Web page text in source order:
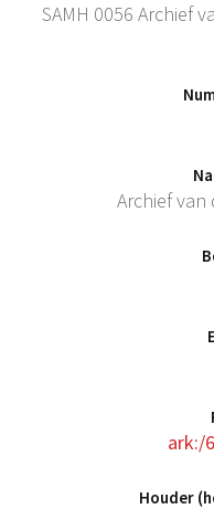
SAMH 0056 Archief
Archief van
ark:/
Houder